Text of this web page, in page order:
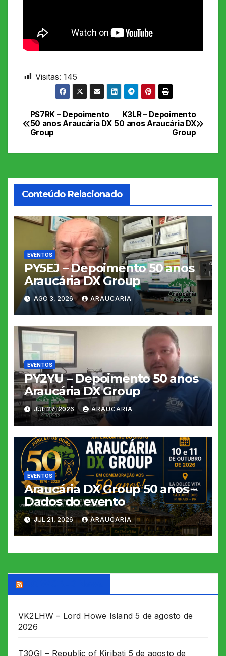
Visitas: 145
Navegação
de
K3LR – Depoimento
50 anos Araucária DX
Group
PS7RK – Depoimento
50 anos Araucária DX
Group
Conteúdo Relacionado
EVENTOS
PY5EJ – Depoimento 50 anos
Araucária DX Group
AGO 3, 2026 ARAUCARIA
EVENTOS
PY2YU – Depoimento 50 anos
Araucária DX Group
JUL 27, 2026 ARAUCARIA
EVENTOS
Araucária DX Group 50 anos –
Dados do evento
JUL 21, 2026 ARAUCARIA
VK2LHW – Lord Howe Island 5 de agosto de
2026
T30GI – Republic of Kiribati 5 de agosto de